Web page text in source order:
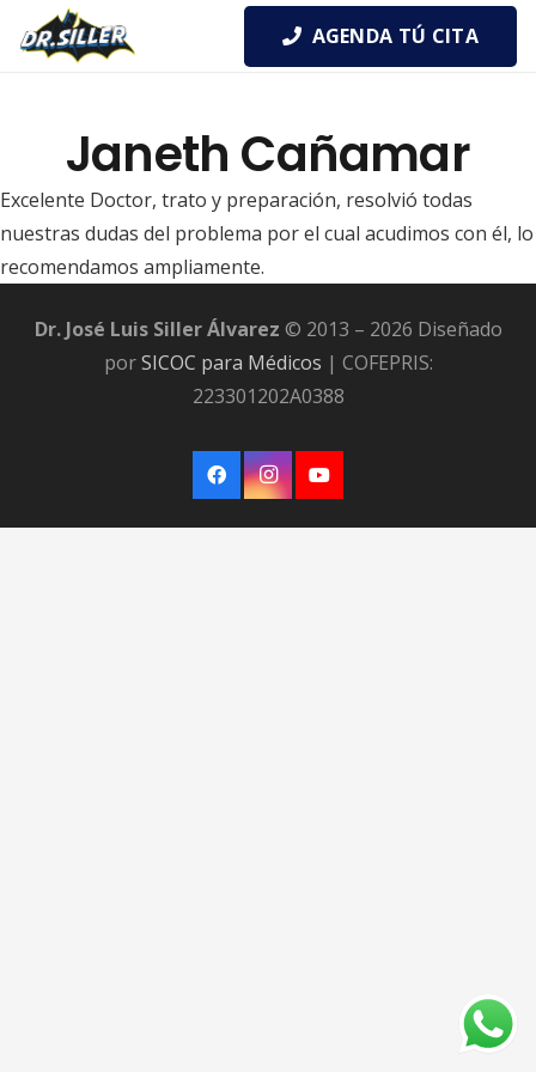
AGENDA TÚ CITA
Janeth Cañamar
Excelente Doctor, trato y preparación, resolvió todas
nuestras dudas del problema por el cual acudimos con él, lo
recomendamos ampliamente.
Dr. José Luis Siller Álvarez © 2013 – 2026 Diseñado
porSICOC para Médicos | COFEPRIS:
223301202A0388